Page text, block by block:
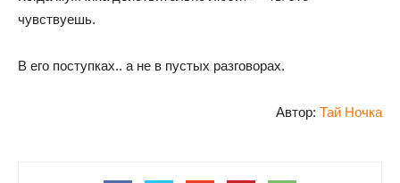
чувствуешь.
В его поступках.. а не в пустых разговорах.
Автор: Тай Ночка